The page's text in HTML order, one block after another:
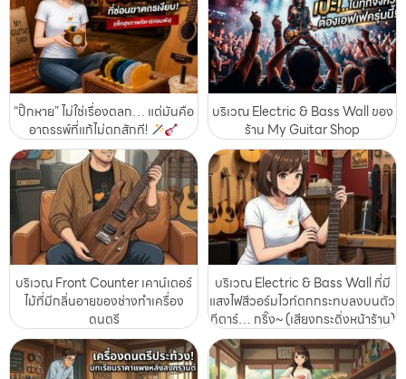
“ปิ๊กหาย” ไม่ใช่เรื่องตลก… แต่มันคือ
อาถรรพ์ที่แก้ไม่ตกสักที!
บริเวณ Electric & Bass Wall ของ
ร้าน My Guitar Shop
บริเวณ Front Counter เคาน์เตอร์
ไม้ที่มีกลิ่นอายของช่างทำเครื่อง
ดนตรี
บริเวณ Electric & Bass Wall ที่มี
แสงไฟสีวอร์มไวท์ตกกระทบลงบนตัว
กีตาร์… กริ๊ง~ (เสียงกระดิ่งหน้าร้าน)